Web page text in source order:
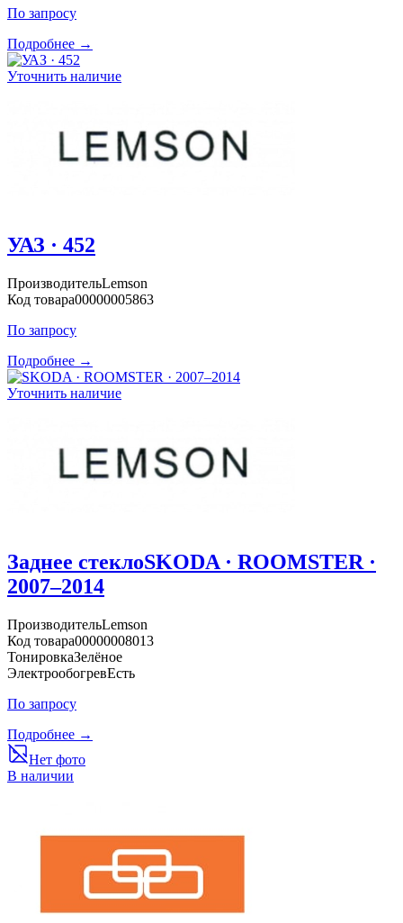
По запросу
Подробнее →
Уточнить наличие
УАЗ · 452
ПроизводительLemson
Код товара00000005863
По запросу
Подробнее →
Уточнить наличие
Заднее стеклоSKODA · ROOMSTER ·
2007–2014
ПроизводительLemson
Код товара00000008013
ТонировкаЗелёное
ЭлектрообогревЕсть
По запросу
Подробнее →
Нет фото
В наличии